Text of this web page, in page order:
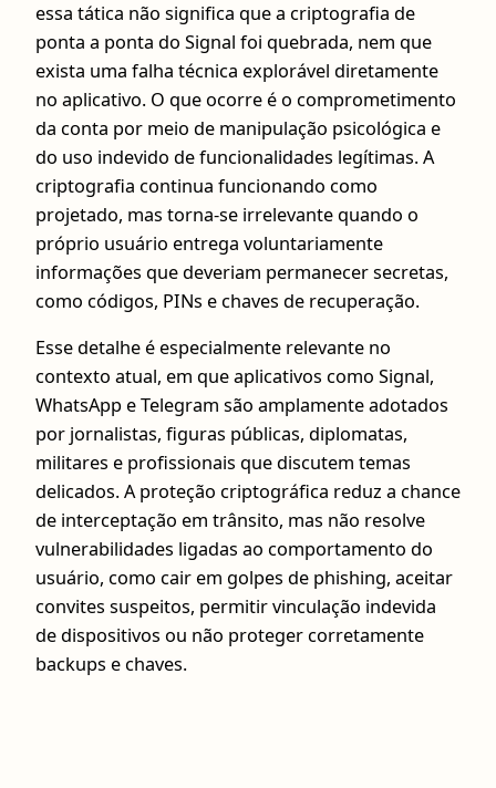
essa tática não significa que a criptografia de
ponta a ponta do Signal foi quebrada, nem que
exista uma falha técnica explorável diretamente
no aplicativo. O que ocorre é o comprometimento
da conta por meio de manipulação psicológica e
do uso indevido de funcionalidades legítimas. A
criptografia continua funcionando como
projetado, mas torna-se irrelevante quando o
próprio usuário entrega voluntariamente
informações que deveriam permanecer secretas,
como códigos, PINs e chaves de recuperação.
Esse detalhe é especialmente relevante no
contexto atual, em que aplicativos como Signal,
WhatsApp e Telegram são amplamente adotados
por jornalistas, figuras públicas, diplomatas,
militares e profissionais que discutem temas
delicados. A proteção criptográfica reduz a chance
de interceptação em trânsito, mas não resolve
vulnerabilidades ligadas ao comportamento do
usuário, como cair em golpes de phishing, aceitar
convites suspeitos, permitir vinculação indevida
de dispositivos ou não proteger corretamente
backups e chaves.